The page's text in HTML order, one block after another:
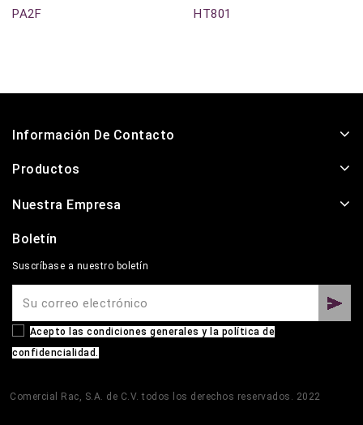
PA2F HT801
Información De Contacto
Productos
Nuestra Empresa
Boletín
Suscríbase a nuestro boletín
Acepto las condiciones generales y la política de
confidencialidad.
Comercial Rac, S.A. de C.V. todos los derechos reservados. 2022